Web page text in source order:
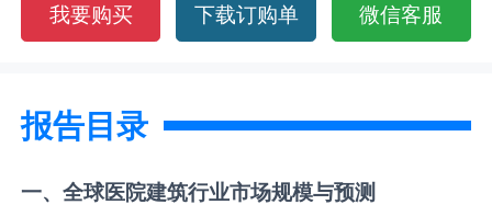
我要购买 下载订购单 微信客服
报告目录
一、全球医院建筑行业市场规模与预测